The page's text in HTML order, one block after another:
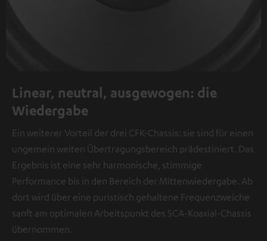
Linear, neutral, ausgewogen: die
Wiedergabe
Ein weiterer Vorteil der drei CFK-Chassis: sie sind für einen
ungemein weiten Übertragungsbereich prädestiniert. Das
Ergebnis ist eine sehr harmonische, stimmige
Performance bis in den Bereich der Mittenwiedergabe. Ab
dort wird über eine puristisch gehaltene Frequenzweiche
sanft am optimalen Arbeitspunkt des SCA-Koaxial-Chassis
übernommen.